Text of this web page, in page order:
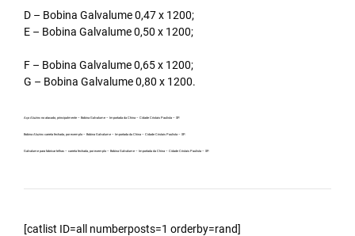
D – Bobina Galvalume 0,47 x 1200;
E – Bobina Galvalume 0,50 x 1200;
F – Bobina Galvalume 0,65 x 1200;
G – Bobina Galvalume 0,80 x 1200.
Aço Aluzinc no atacado, principalmente – Bobina Galvalume – Importada da China – Cidade Cristais Paulista – SP.
Bobina Aluzinc carreta fechada, por exemplo – Bobina Galvalume – Importada da China – Cidade Cristais Paulista – SP.
Galvalume para fabricar telhas – carreta fechada, por exemplo – Bobina Galvalume – Importada da China – Cidade Cristais Paulista – SP.
[catlist ID=all numberposts=1 orderby=rand]